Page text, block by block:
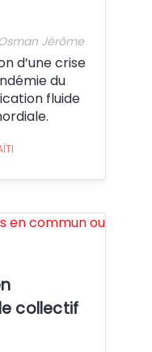
Jérôme
d’une crise
du
fluide
collectif